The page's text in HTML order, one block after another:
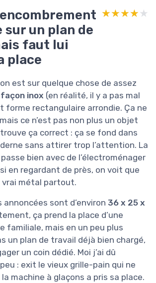
sur un plan de
faut lui
place
★★★★★
★★★★★
est sur quelque chose de assez
inox (en réalité, il y a pas mal
forme rectangulaire arrondie. Ça ne
ce n’est pas non plus un objet
ça correct : ça se fond dans
sans attirer trop l’attention. La
bien avec de l’électroménager
en regardant de près, on voit que
vrai métal partout.
annoncées sont d’environ 36 x 25 x
ça prend la place d’une
familiale, mais en un peu plus
un plan de travail déjà bien chargé,
un coin dédié. Moi j’ai dû
: exit le vieux grille-pain qui ne
machine à glaçons a pris sa place.